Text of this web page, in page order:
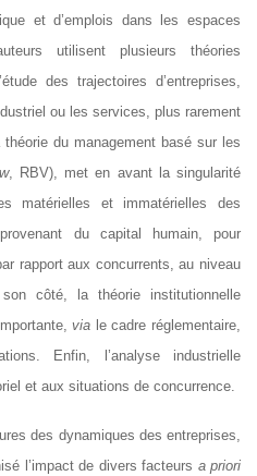
et d’emplois dans les espaces
utilisent plusieurs théories
des trajectoires d’entreprises,
ou les services, plus rarement
du management basé sur les
, RBV), met en avant la singularité
matérielles et immatérielles des
du capital humain, pour
rapport aux concurrents, au niveau
côté, la théorie institutionnelle
via le cadre réglementaire,
Enfin, l’analyse industrielle
et aux situations de concurrence.
des dynamiques des entreprises,
l’impact de divers facteurs a priori